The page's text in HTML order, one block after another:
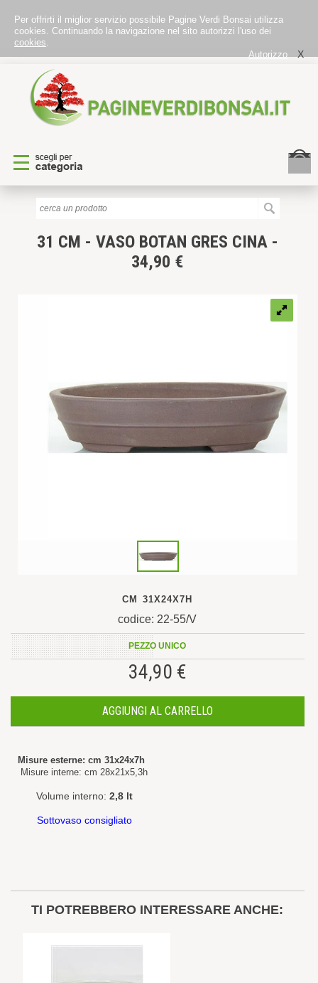
Per offrirti il miglior servizio possibile Pagine Verdi Bonsai utilizza
cookies. Continuando la navigazione nel sito autorizzi l'uso dei
cookies.
Autorizzo
X
31 CM - VASO BOTAN GRES CINA -
34,90 €
CM 31X24X7H
codice: 22-55/V
PEZZO UNICO
34,90 €
AGGIUNGI AL CARRELLO
Misure esterne: cm 31x24x7h
Misure interne: cm 28x21x5,3h
Volume interno: 2,8 lt
Sottovaso consigliato
TI POTREBBERO INTERESSARE ANCHE: